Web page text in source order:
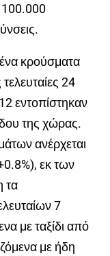
100.000
κρούσματα
24
εντοπίστηκαν
της χώρας.
ανέρχεται
εκ των
τα
7
με ταξίδι από
με ήδη